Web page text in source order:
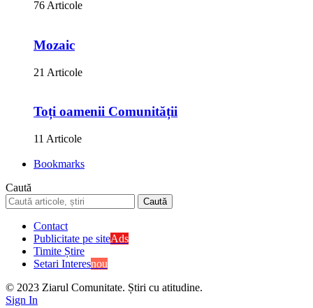
76 Articole
Mozaic
21 Articole
Toți oamenii Comunității
11 Articole
Bookmarks
Caută
Contact
Publicitate pe siteAds
Timite Știre
Setari Interesnou
© 2023 Ziarul Comunitate. Știri cu atitudine.
Sign In